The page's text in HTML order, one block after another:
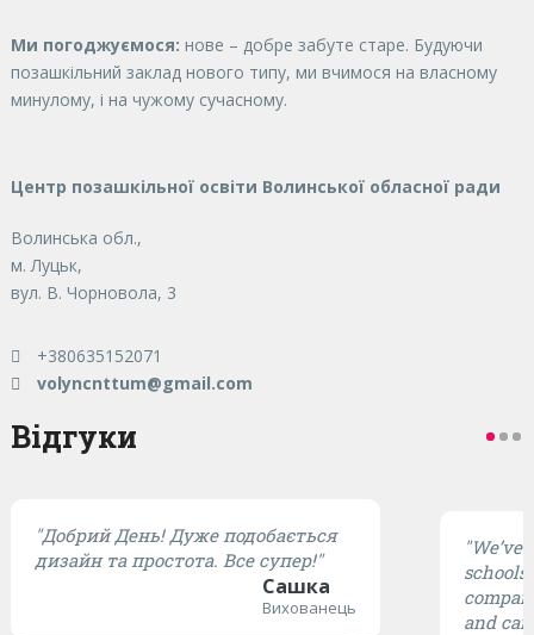
Ми погоджуємося: нове – добре забуте старе. Будуючи
позашкільний заклад нового типу, ми вчимося на власному
минулому, і на чужому сучасному.
Центр позашкільної освіти Волинської обласної ради
Волинська обл.,
м. Луцьк,
вул. В. Чорновола, 3
+380635152071
volyncnttum@gmail.com
Відгуки
"Добрий День! Дуже подобається
дизайн та простота. Все супер!"
Сашка
Вихованець
and